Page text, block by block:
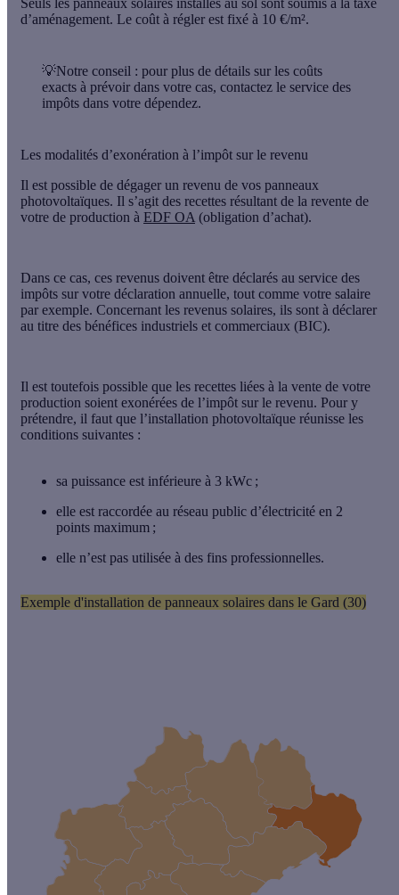
Seuls les panneaux solaires installés au sol sont soumis à la taxe
d’aménagement. Le coût à régler est fixé à 10 €/m².
💡Notre conseil : pour plus de détails sur les coûts
exacts à prévoir dans votre cas, contactez le service des
impôts dans votre dépendez.
Les modalités d’exonération à l’impôt sur le revenu
Il est possible de dégager un revenu de vos panneaux
photovoltaïques. Il s’agit des recettes résultant de la revente de
votre de production à EDF OA (obligation d’achat).
Dans ce cas, ces revenus doivent être déclarés au service des
impôts sur votre déclaration annuelle, tout comme votre salaire
par exemple. Concernant les revenus solaires, ils sont à déclarer
au titre des bénéfices industriels et commerciaux (BIC).
Il est toutefois possible que les recettes liées à la vente de votre
production soient exonérées de l’impôt sur le revenu. Pour y
prétendre, il faut que l’installation photovoltaïque réunisse les
conditions suivantes :
sa puissance est inférieure à 3 kWc ;
elle est raccordée au réseau public d’électricité en 2
points maximum ;
elle n’est pas utilisée à des fins professionnelles.
Exemple d'installation de panneaux solaires dans le Gard (30)